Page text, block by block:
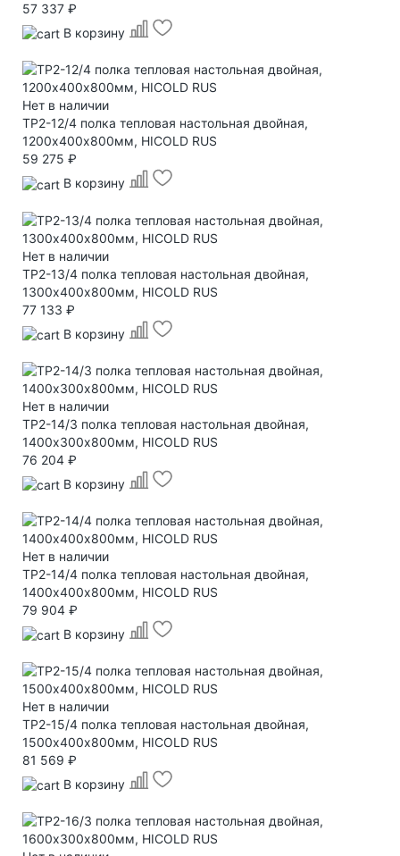
57 337 ₽
В корзину
Нет в наличии
TP2-12/4 полка тепловая настольная двойная,
1200х400х800мм, HICOLD RUS
59 275 ₽
В корзину
Нет в наличии
TP2-13/4 полка тепловая настольная двойная,
1300х400х800мм, HICOLD RUS
77 133 ₽
В корзину
Нет в наличии
TP2-14/3 полка тепловая настольная двойная,
1400х300х800мм, HICOLD RUS
76 204 ₽
В корзину
Нет в наличии
TP2-14/4 полка тепловая настольная двойная,
1400х400х800мм, HICOLD RUS
79 904 ₽
В корзину
Нет в наличии
TP2-15/4 полка тепловая настольная двойная,
1500х400х800мм, HICOLD RUS
81 569 ₽
В корзину